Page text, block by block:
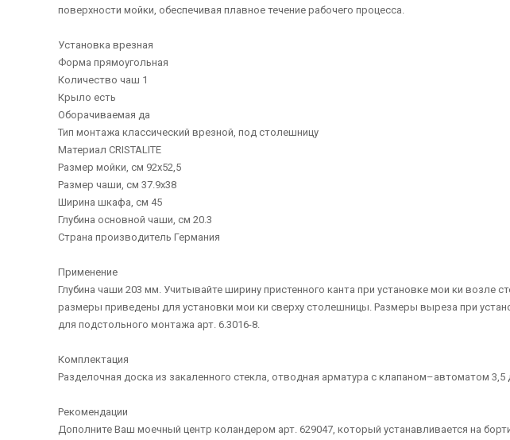
поверхности мойки, обеспечивая плавное течение рабочего процесса.
Установка врезная
Форма прямоугольная
Количество чаш 1
Крыло есть
Оборачиваемая да
Тип монтажа классический врезной, под столешницу
Материал CRISTALITE
Размер мойки, см 92х52,5
Размер чаши, см 37.9х38
Ширина шкафа, см 45
Глубина основной чаши, см 20.3
Страна производитель Германия
Применение
Глубина чаши 203 мм. Учитывайте ширину пристенного канта при установке мои ки
размеры приведены для установки мои ки сверху столешницы. Размеры выреза при
для подстольного монтажа арт. 6.3016-8.
Комплектация
Разделочная доска из закаленного стекла, отводная арматура c
Рекомендации
Дополните Ваш моечный центр коландером арт. 629047, который устанавливается на